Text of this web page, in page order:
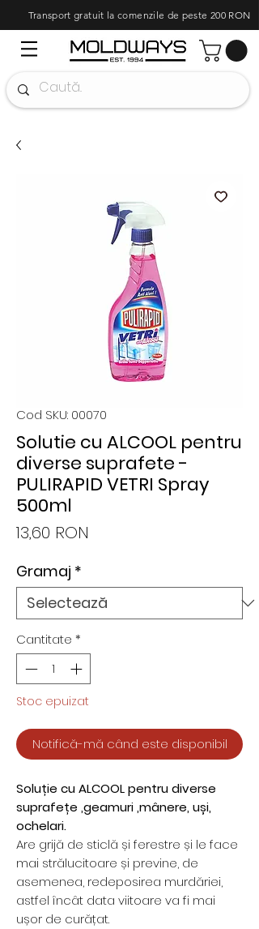
Transport gratuit la comenzile de peste 200 RON
Cod SKU: 00070
Solutie cu ALCOOL pentru
diverse suprafete -
PULIRAPID VETRI Spray
500ml
13,60 RON
Gramaj *
Cantitate *
Stoc epuizat
Notifică-mă când este disponibil
Soluție cu ALCOOL pentru diverse
suprafețe ,geamuri ,mânere, uși,
ochelari.
Are grijă de sticlă și ferestre și le face
mai strălucitoare și previne, de
asemenea, redeposirea murdăriei,
astfel încât data viitoare va fi mai
ușor de curățat.